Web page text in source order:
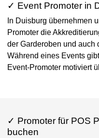
✓ Event Promoter in
In Duisburg übernehmen
Promoter die
der Garderoben und auch
Während eines Events
Event-Promoter motiviert
✓ Promoter für POS
buchen